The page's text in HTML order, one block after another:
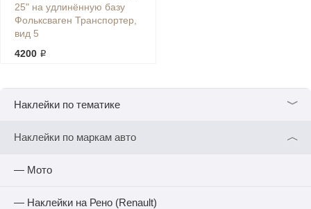
25" на удлинённую базу
Фольксваген Транспортер,
вид 5
4200 ₽
Наклейки по тематике ﹀
Наклейки по маркам авто ︿
— Мото
— Наклейки на Рено (Renault)